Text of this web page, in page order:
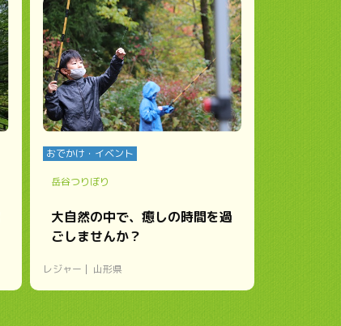
おでかけ・イベント
岳谷つりぼり
大自然の中で、癒しの時間を過
ごしませんか？
レジャー 山形県